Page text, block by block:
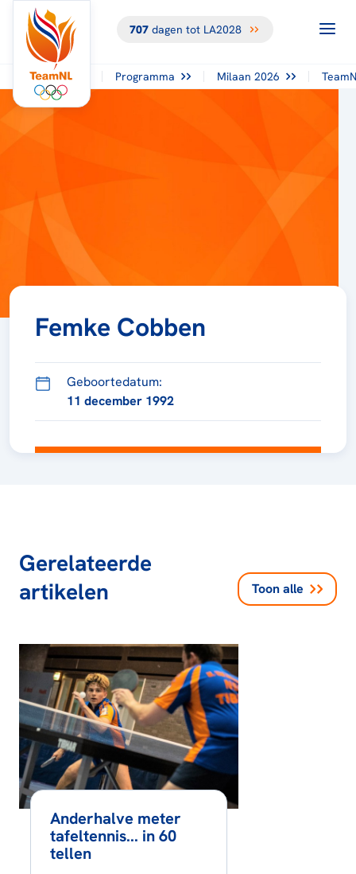
707dagen tot LA2028
Programma Milaan 2026
Femke Cobben
Geboortedatum:
11 december 1992
Gerelateerde
artikelen
Toon alle
Anderhalve meter
tafeltennis... in 60
tellen